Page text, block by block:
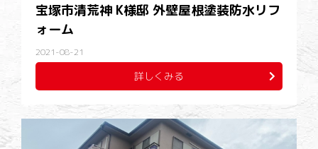
宝塚市清荒神 K様邸 外壁屋根塗装防水リフ
ォーム
2021-08-21
詳しくみる